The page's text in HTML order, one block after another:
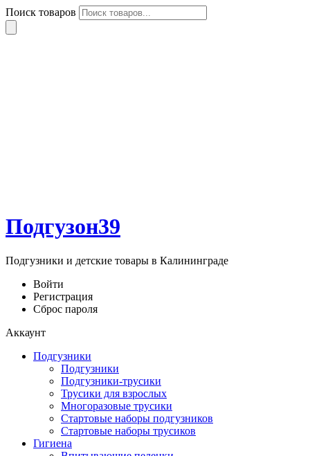
Поиск товаров
Подгузон39
Подгузники и детские товары в Калининграде
Войти
Регистрация
Сброс пароля
Аккаунт
Подгузники
Подгузники
Подгузники-трусики
Трусики для взрослых
Многоразовые трусики
Стартовые наборы подгузников
Стартовые наборы трусиков
Гигиена